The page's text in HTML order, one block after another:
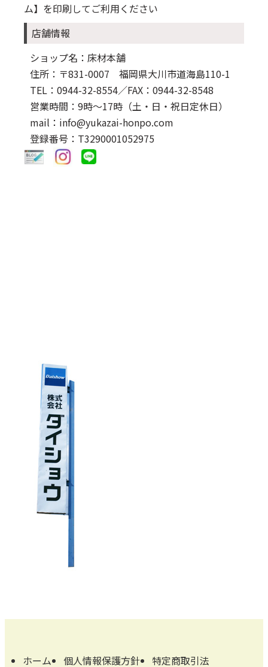
ム】 を印刷してご利用ください
店舗情報
ショップ名：床材本舗
住所：〒831-0007 福岡県大川市道海島110-1
TEL：0944-32-8554／FAX：0944-32-8548
営業時間：9時～17時（土・日・祝日定休日）
mail：info@yukazai-honpo.com
登録番号：T3290001052975
ホーム 個人情報保護方針 特定商取引法